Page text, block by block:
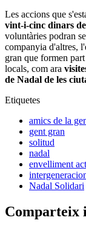
Les accions que
vint-i-cinc dinars
voluntàries podran
companyia d'altres,
gran que formen
locals, com ara
de Nadal de les
Etiquetes
amics de la
gent gran
solitud
nadal
envelliment
Nadal Solidari
Comparteix